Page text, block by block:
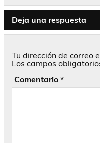
Deja una respuesta
Tu dirección de correo
Los campos
Comentario *